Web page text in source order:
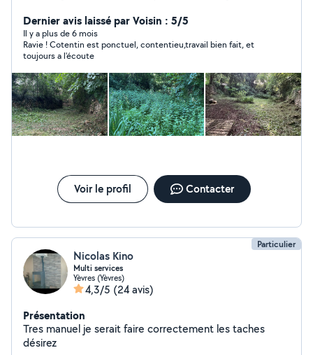
end Je suis disponible pour la tonte de pelouse,
débroussailler ou tailler des haies mais encore je
participe à toute tache de manutention ( montage de
meuble / déménagement ) Tout autant disponible pour
répondre à la garde d'animaux Bien évidement en tant
qu'étancheur je suis capable de m'occuper de l'entretien
de toit terrasse, faire des travaux ou faire des
recherches de fuite, je suis polyvalent, alors n'hésitez
pas à me contacter
Dernier avis laissé par Voisin : 5/5
Il y a plus de 6 mois
Ravie ! Cotentin est ponctuel, contentieu,travail bien fait, et
toujours a l'écoute
Voir le profil Contacter
Particulier
Nicolas Kino
Multi services
Yèvres (Yèvres)
4,3/5 (24 avis)
Présentation
Tres manuel je serait faire correctement les taches
désirez